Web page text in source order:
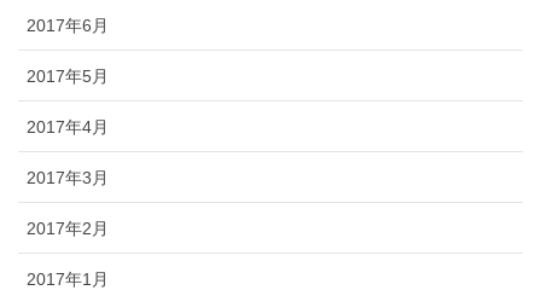
2017年6月
2017年5月
2017年4月
2017年3月
2017年2月
2017年1月